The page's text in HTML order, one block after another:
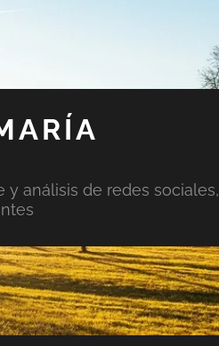
y análisis de redes sociales,